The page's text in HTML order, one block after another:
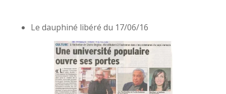
Le dauphiné libéré du 17/06/16